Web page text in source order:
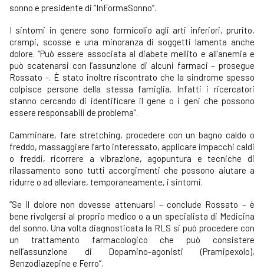
sonno e presidente di “InFormaSonno”.
I sintomi in genere sono formicolio agli arti inferiori, prurito,
crampi, scosse e una minoranza di soggetti lamenta anche
dolore. “Può essere associata al diabete mellito e all’anemia e
può scatenarsi con l’assunzione di alcuni farmaci – prosegue
Rossato -. È stato inoltre riscontrato che la sindrome spesso
colpisce persone della stessa famiglia. Infatti i ricercatori
stanno cercando di identificare il gene o i geni che possono
essere responsabili de problema”.
Camminare, fare stretching, procedere con un bagno caldo o
freddo, massaggiare l’arto interessato, applicare impacchi caldi
o freddi, ricorrere a vibrazione, agopuntura e tecniche di
rilassamento sono tutti accorgimenti che possono aiutare a
ridurre o ad alleviare, temporaneamente, i sintomi.
“Se il dolore non dovesse attenuarsi – conclude Rossato – è
bene rivolgersi al proprio medico o a un specialista di Medicina
del sonno. Una volta diagnosticata la RLS si può procedere con
un trattamento farmacologico che può consistere
nell’assunzione di Dopamino-agonisti (Pramipexolo),
Benzodiazepine e Ferro”.